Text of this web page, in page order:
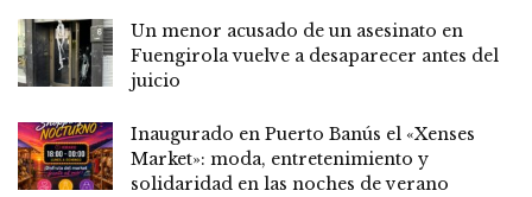
Un menor acusado de un asesinato en
Fuengirola vuelve a desaparecer antes del
juicio
Inaugurado en Puerto Banús el «Xenses
Market»: moda, entretenimiento y
solidaridad en las noches de verano